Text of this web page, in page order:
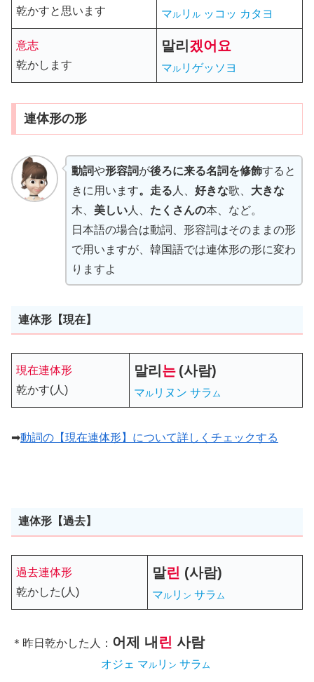
乾かすと思います
マ ル リ ル ッコッ カタヨ
意志
乾かします
말리 겠어요
マ ル リゲッソヨ
連体形の形
動詞や形容詞が後ろに来る名詞を修飾すると
きに用います。走る 人、 好きな歌、 大きな
木、 美しい人、 たくさんの本、など。
日本語の場合は動詞、形容詞はそのままの形
で用いますが、韓国語では連体形の形に変わ
りますよ
連体形【現在】
現在連体形
乾かす(人)
말리 는 (사람)
マル リヌン サラム
➡動詞の【現在連体形】について詳しくチェックする
連体形【過去】
過去連体形
乾かした(人)
말린 (사람)
マ ル リ ン サラ ム
＊昨日乾かした人： 어제 내 린 사람
オジェ マル リ ン サラム